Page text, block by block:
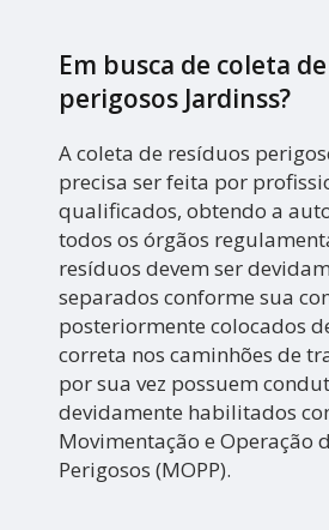
Em busca de coleta
perigosos Jardinss?
A coleta de resíduos
precisa ser feita por
qualificados, obtendo a
todos os órgãos
resíduos devem ser
separados conforme sua
posteriormente colocados
correta nos caminhões de
por sua vez possuem
devidamente habilitados
Movimentação e Operação
Perigosos (MOPP).